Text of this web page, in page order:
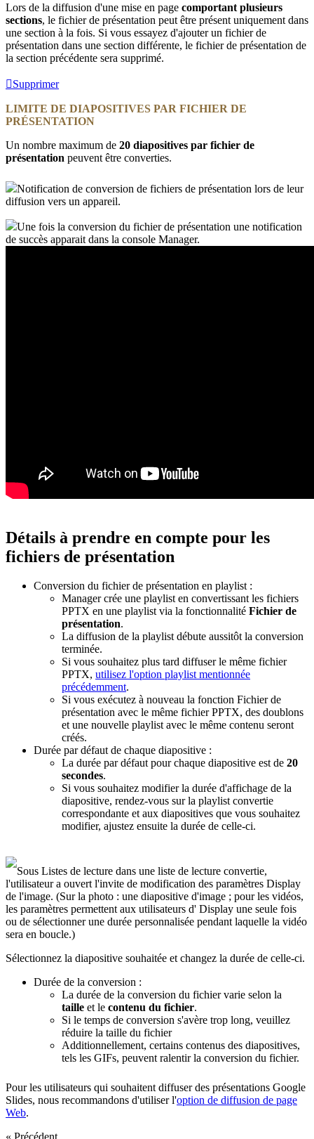
Lors de la diffusion d'une mise en page comportant plusieurs
sections, le fichier de présentation peut être présent uniquement dans
une section à la fois. Si vous essayez d'ajouter un fichier de
présentation dans une section différente, le fichier de présentation de
la section précédente sera supprimé.
Supprimer
LIMITE DE DIAPOSITIVES PAR FICHIER DE
PRÉSENTATION
Un nombre maximum de 20 diapositives par fichier de
présentation peuvent être converties.
Notification de conversion de fichiers de présentation lors de leur
diffusion vers un appareil.
Une fois la conversion du fichier de présentation une notification
de succès apparait dans la console Manager.
Détails à prendre en compte pour les
fichiers de présentation
Conversion du fichier de présentation en playlist :
Manager crée une playlist en convertissant les fichiers
PPTX en une playlist via la fonctionnalité Fichier de
présentation.
La diffusion de la playlist débute aussitôt la conversion
terminée.
Si vous souhaitez plus tard diffuser le même fichier
PPTX, utilisez l'option playlist mentionnée
précédemment.
Si vous exécutez à nouveau la fonction Fichier de
présentation avec le même fichier PPTX, des doublons
et une nouvelle playlist avec le même contenu seront
créés.
Durée par défaut de chaque diapositive :
La durée par défaut pour chaque diapositive est de 20
secondes.
Si vous souhaitez modifier la durée d'affichage de la
diapositive, rendez-vous sur la playlist convertie
correspondante et aux diapositives que vous souhaitez
modifier, ajustez ensuite la durée de celle-ci.
Sous Listes de lecture dans une liste de lecture convertie,
l'utilisateur a ouvert l'invite de modification des paramètres Display
de l'image. (Sur la photo : une diapositive d'image ; pour les vidéos,
les paramètres permettent aux utilisateurs d' Display une seule fois
ou de sélectionner une durée personnalisée pendant laquelle la vidéo
sera en boucle.)
Sélectionnez la diapositive souhaitée et changez la durée de celle-ci.
Durée de la conversion :
La durée de la conversion du fichier varie selon la
taille et le contenu du fichier.
Si le temps de conversion s'avère trop long, veuillez
réduire la taille du fichier
Additionnellement, certains contenus des diapositives,
tels les GIFs, peuvent ralentir la conversion du fichier.
Pour les utilisateurs qui souhaitent diffuser des présentations Google
Slides, nous recommandons d'utiliser l'option de diffusion de page
Web.
« Précédent